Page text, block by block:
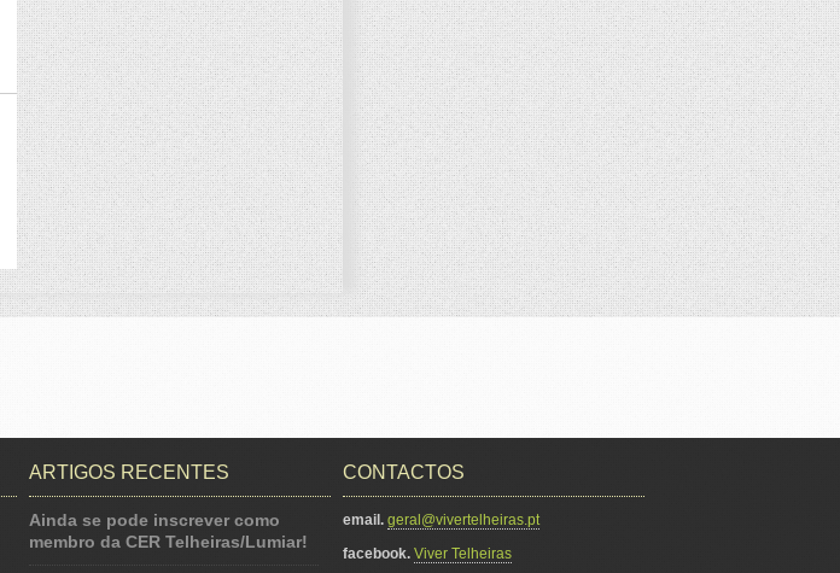
ARTIGOS RECENTES
Ainda se pode inscrever como
membro da CER Telheiras/Lumiar!
CONTACTOS
email. geral@vivertelheiras.pt
facebook. Viver Telheiras